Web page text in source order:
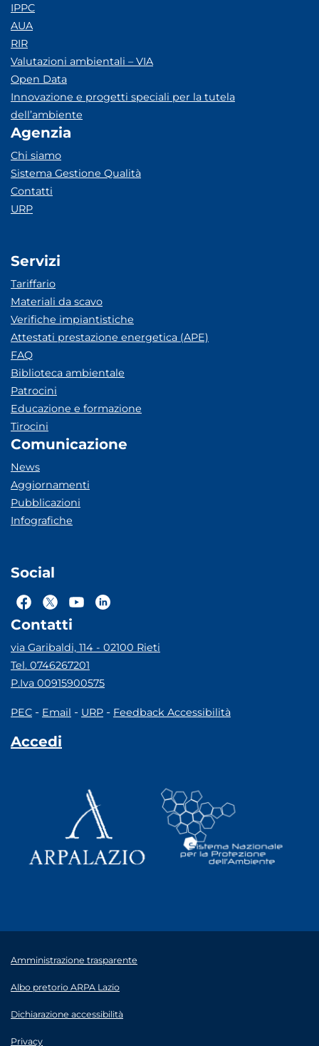
IPPC
AUA
RIR
Valutazioni ambientali – VIA
Open Data
Innovazione e progetti speciali per la tutela
dell’ambiente
Agenzia
Chi siamo
Sistema Gestione Qualità
Contatti
URP
Servizi
Tariffario
Materiali da scavo
Verifiche impiantistiche
Attestati prestazione energetica (APE)
FAQ
Biblioteca ambientale
Patrocini
Educazione e formazione
Tirocini
Comunicazione
News
Aggiornamenti
Pubblicazioni
Infografiche
Social
Contatti
via Garibaldi, 114 - 02100 Rieti
Tel. 0746267201
P.Iva 00915900575
PEC - Email - URP - Feedback Accessibilità
Accedi
Amministrazione trasparente
Albo pretorio ARPA Lazio
Dichiarazione accessibilità
Privacy